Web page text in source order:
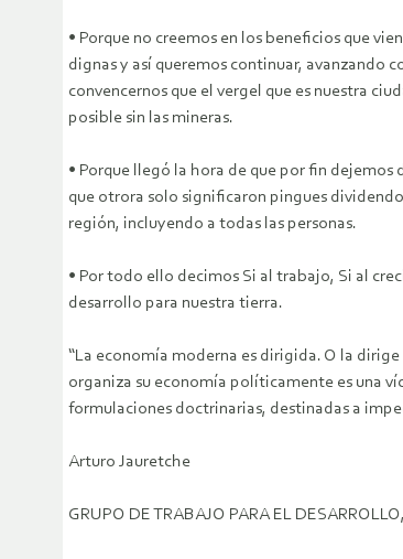
• Porque no creemos en los beneficios que
dignas y así queremos continuar, avanzando
convencernos que el vergel que es nuestra
posible sin las mineras.
• Porque llegó la hora de que por fin dejemos
que otrora solo significaron pingues
región, incluyendo a todas las personas.
• Por todo ello decimos Si al trabajo, Si al
desarrollo para nuestra tierra.
“La economía moderna es dirigida. O la
organiza su economía políticamente es una
formulaciones doctrinarias, destinadas a
Arturo Jauretche
GRUPO DE TRABAJO PARA EL